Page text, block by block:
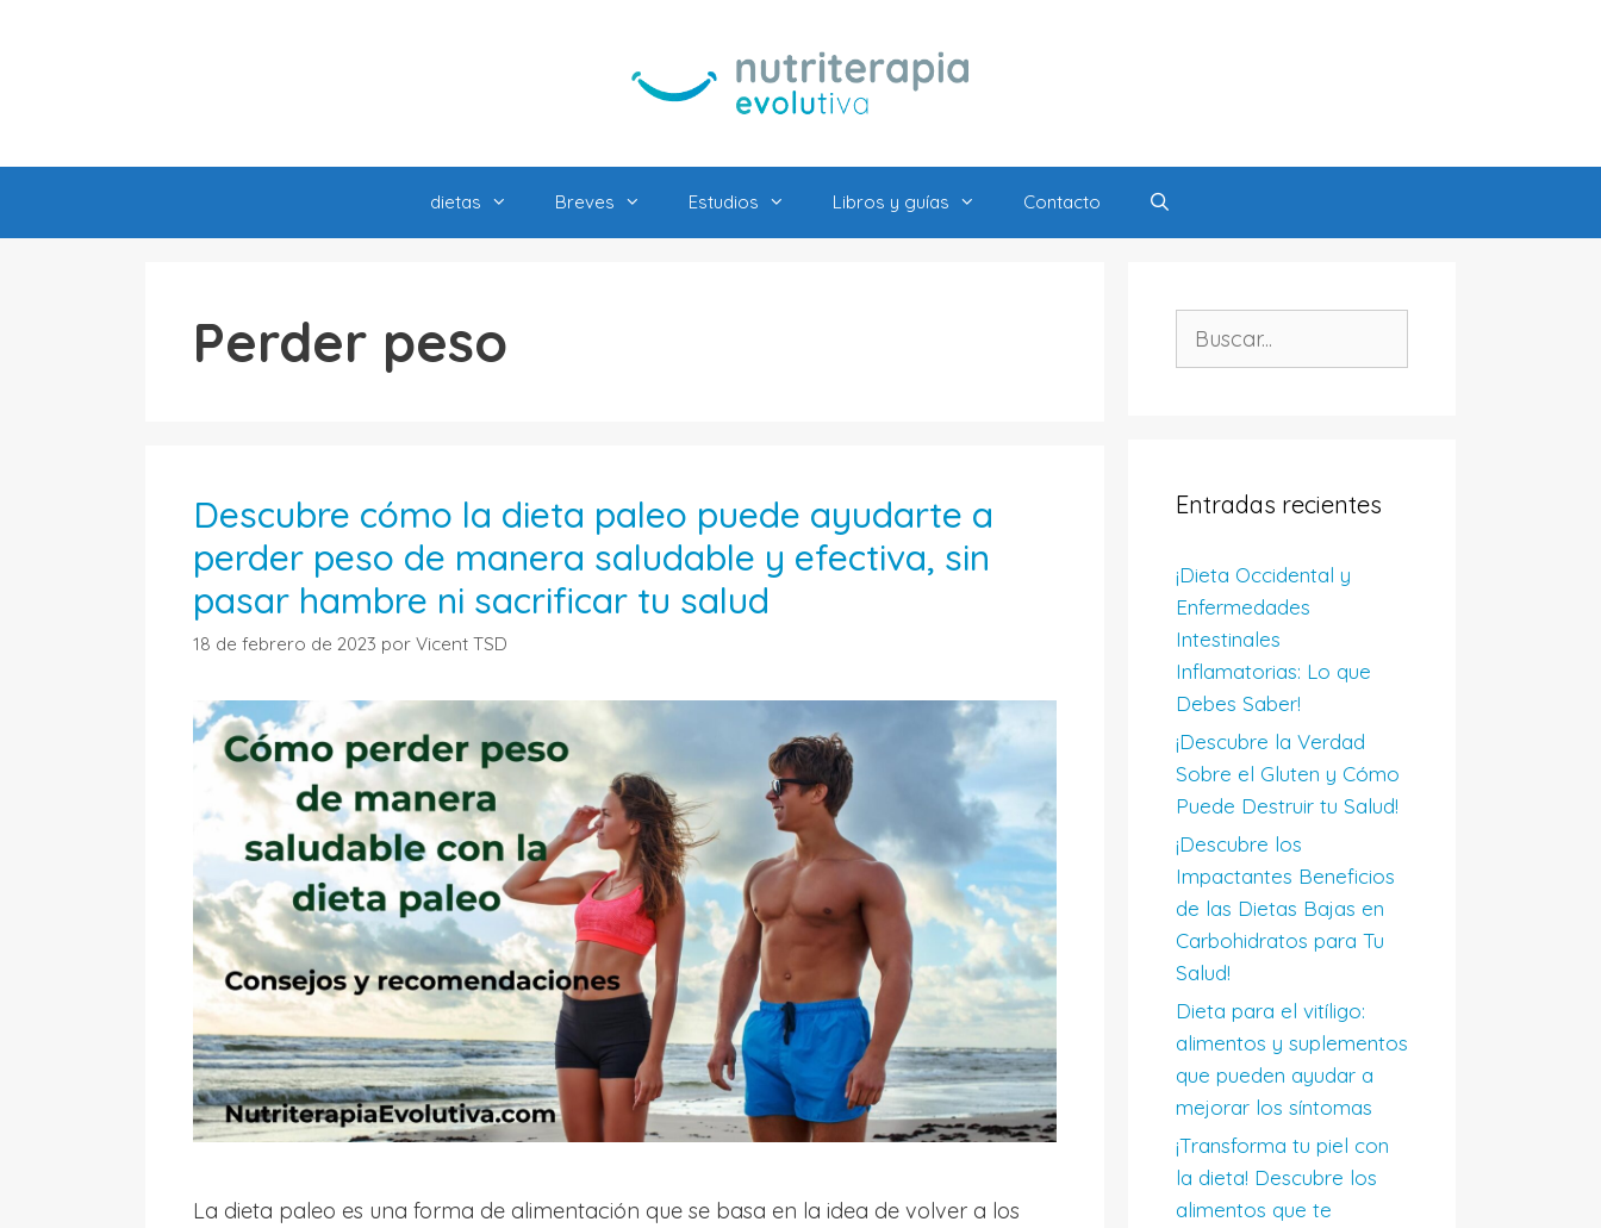
dietas Breves Estudios Libros y guías Contacto
Perder peso
Descubre cómo la dieta paleo puede ayudarte a
perder peso de manera saludable y efectiva, sin
pasar hambre ni sacrificar tu salud
18 de febrero de 2023 por Vicent TSD
La dieta paleo es una forma de alimentación que se basa en la idea de volver a los
Entradas recientes
¡Dieta Occidental y
Enfermedades
Intestinales
Inflamatorias: Lo que
Debes Saber!
¡Descubre la Verdad
Sobre el Gluten y Cómo
Puede Destruir tu Salud!
¡Descubre los
Impactantes Beneficios
de las Dietas Bajas en
Carbohidratos para Tu
Salud!
Dieta para el vitíligo:
alimentos y suplementos
que pueden ayudar a
mejorar los síntomas
¡Transforma tu piel con
la dieta! Descubre los
alimentos que te